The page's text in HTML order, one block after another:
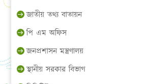
জাতীয় তথ্য বাতায়ন
পি এম অফিস
জনপ্রশাসন মন্ত্রণালয়
স্থানীয় সরকার বিভাগ